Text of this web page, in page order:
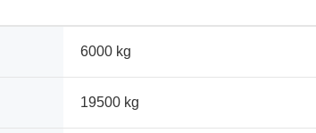
6000 kg
19500 kg